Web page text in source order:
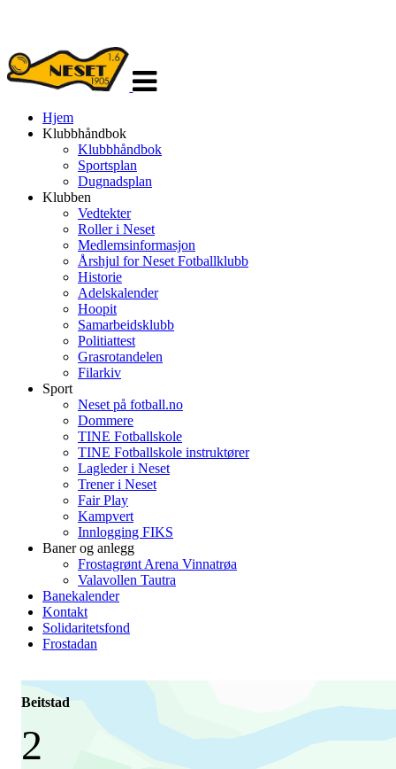
navigasjon
Hjem
Klubbhåndbok
Klubbhåndbok
Sportsplan
Dugnadsplan
Klubben
Vedtekter
Roller i Neset
Medlemsinformasjon
Årshjul for Neset Fotballklubb
Historie
Adelskalender
Hoopit
Samarbeidsklubb
Politiattest
Grasrotandelen
Filarkiv
Sport
Neset på fotball.no
Dommere
TINE Fotballskole
TINE Fotballskole instruktører
Lagleder i Neset
Trener i Neset
Fair Play
Kampvert
Innlogging FIKS
Baner og anlegg
Frostagrønt Arena Vinnatrøa
Valavollen Tautra
Banekalender
Kontakt
Solidaritetsfond
Frostadan
Beitstad
2